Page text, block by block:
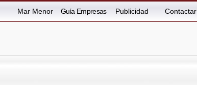
Mar Menor Guía Empresas Publicidad Contactar